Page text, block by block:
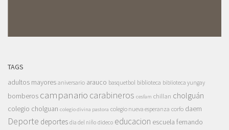
TAGS
adultos mayores aniversario arauco basquetbol biblioteca biblioteca yungay
bomberos campanario carabineros cesfam chillan cholguán
colegio cholguan colegio divina pastora colegio nueva esperanza corfo daem
Deporte deportes dia del niño dideco educacion escuela fernando